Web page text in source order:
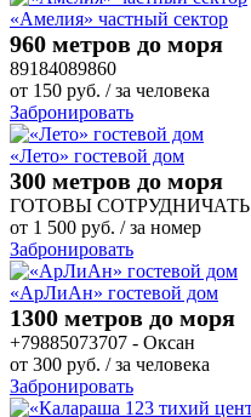
«Амелия» частный сектор
960 метров до моря
89184089860
от 150 руб. / за человека
Забронировать
«Лето» гостевой дом
300 метров до моря
ГОТОВЫ СОТРУДНИЧАТЬ
от 1 500 руб. / за номер
Забронировать
«АрЛиАн» гостевой дом
1300 метров до моря
+79885073707 - Оксан
от 300 руб. / за человека
Забронировать